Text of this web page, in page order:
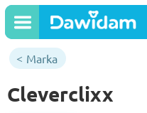
Marka
Cleverclixx